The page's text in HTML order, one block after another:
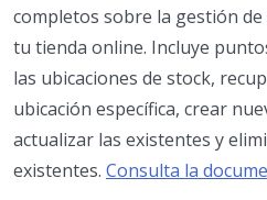
completos sobre la gestión
tu tienda online. Incluye
las ubicaciones de stock,
ubicación específica, crear
actualizar las existentes y
existentes. Consulta la